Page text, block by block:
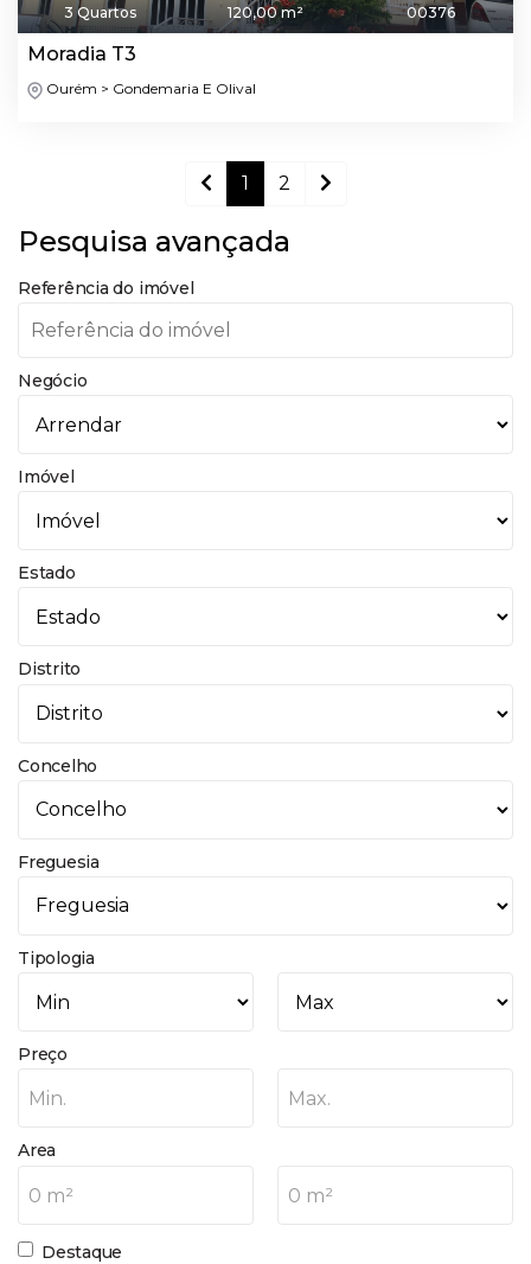
3 Quartos 120,00 m² 00376
Moradia T3
Ourém > Gondemaria E Olival
1 2
Pesquisa avançada
Referência do imóvel
Negócio
Imóvel
Estado
Distrito
Concelho
Freguesia
Tipologia
Preço
Min. Max.
Area
0 m² 0 m²
Destaque